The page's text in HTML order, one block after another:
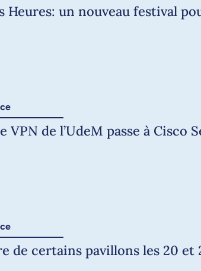
Heures: un nouveau festival
VPN de l’UdeM passe à Cisco
de certains pavillons les 20 et